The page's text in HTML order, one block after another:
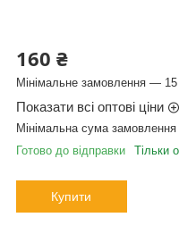
160 ₴
Мінімальне замовлення —
Показати всі оптові ціни
Мінімальна сума
Готово до відправки
Тільки
Купити